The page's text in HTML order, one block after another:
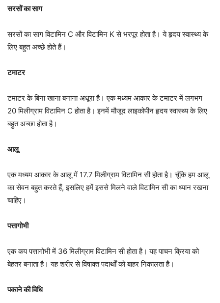
सरसों का साग
सरसों का साग विटामिन C और विटामिन K से भरपूर होता है। ये हृदय स्वास्थ्य के
लिए बहुत अच्छे होते हैं।
टमाटर
टमाटर के बिना खाना बनाना अधूरा है। एक मध्यम आकार के टमाटर में लगभग
20 मिलीग्राम विटामिन C होता है। इनमें मौजूद लाइकोपीन हृदय स्वास्थ्य के लिए
बहुत अच्छा होता है।
आलू
एक मध्यम आकार के आलू में 17.7 मिलीग्राम विटामिन सी होता है। चूँकि हम आलू
का सेवन बहुत करते हैं, इसलिए हमें इससे मिलने वाले विटामिन सी का ध्यान रखना
चाहिए।
पत्तागोभी
एक कप पत्तागोभी में 36 मिलीग्राम विटामिन सी होता है। यह पाचन क्रिया को
बेहतर बनाता है। यह शरीर से विषाक्त पदार्थों को बाहर निकालता है।
पकाने की विधि